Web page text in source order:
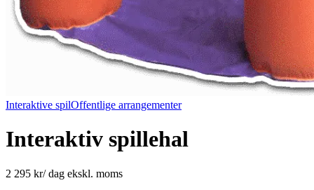
Interaktive spilOffentlige arrangementer
Interaktiv spillehal
2 295 kr/dag ekskl. moms